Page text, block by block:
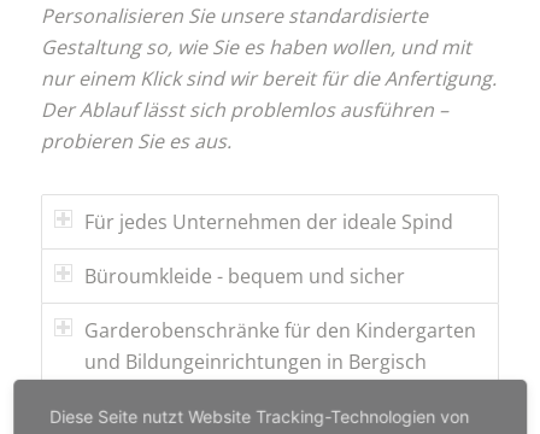
Personalisieren Sie unsere standardisierte
Gestaltung so, wie Sie es haben wollen, und mit
nur einem Klick sind wir bereit für die Anfertigung.
Der Ablauf lässt sich problemlos ausführen –
probieren Sie es aus.
Für jedes Unternehmen der ideale Spind
Büroumkleide - bequem und sicher
Garderobenschränke für den Kindergarten
und Bildungeinrichtungen in Bergisch
Diese Seite nutzt Website Tracking-Technologien von